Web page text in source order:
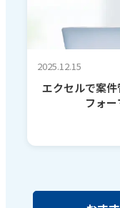
2025.12.15
エクセルで案
フォ